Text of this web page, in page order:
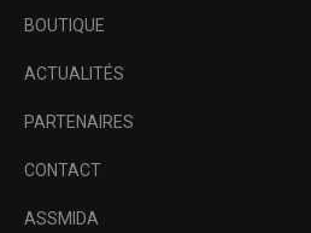
BOUTIQUE
ACTUALITÉS
PARTENAIRES
CONTACT
ASSMIDA